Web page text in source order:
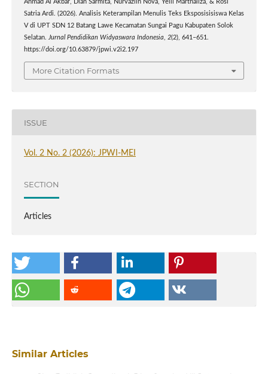
Ahmad Al Akbar, Dian Sarmita, Nurvazlin Nova, Yelli Marthaliza, & Rosi
Satria Ardi. (2026). Analisis Keterampilan Menulis Teks Eksposisisiswa Kelas
V di UPT SDN 12 Batang Lawe Kecamatan Sungai Pagu Kabupaten Solok
Selatan.
Jurnal Pendidikan Widyaswara Indonesia 2(2), 641–651.
https://doi.org/10.63879/jpwi.v2i2.197
More Citation Formats
ISSUE
Vol. 2 No. 2 (2026): JPWI-MEI
SECTION
Articles
Similar Articles